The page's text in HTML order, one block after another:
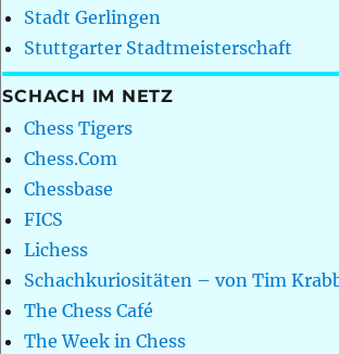
Stadt Gerlingen
Stuttgarter Stadtmeisterschaft
SCHACH IM NETZ
Chess Tigers
Chess.Com
Chessbase
FICS
Lichess
Schachkuriositäten – von Tim
The Chess Café
The Week in Chess